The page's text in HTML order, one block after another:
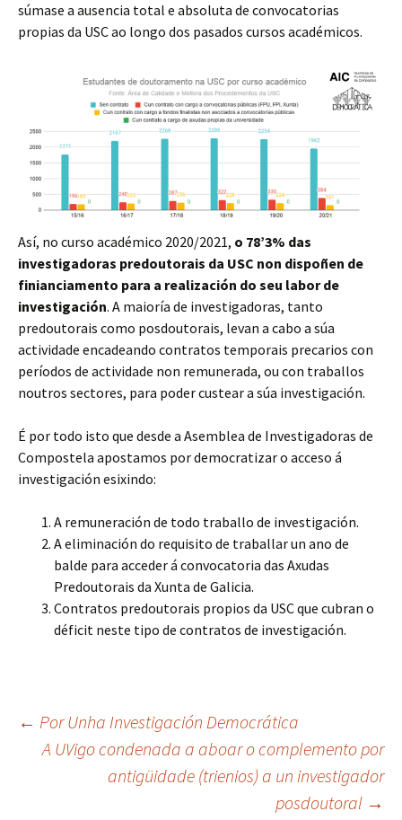
súmase a ausencia total e absoluta de convocatorias
propias da USC ao longo dos pasados cursos académicos.
Así, no curso académico 2020/2021, o 78’3% das
investigadoras predoutorais da USC non dispoñen de
finianciamento para a realización do seu labor de
investigación. A maioría de investigadoras, tanto
predoutorais como posdoutorais, levan a cabo a súa
actividade encadeando contratos temporais precarios con
períodos de actividade non remunerada, ou con traballos
noutros sectores, para poder custear a súa investigación.
É por todo isto que desde a Asemblea de Investigadoras de
Compostela apostamos por democratizar o acceso á
investigación esixindo:
A remuneración de todo traballo de investigación.
A eliminación do requisito de traballar un ano de
balde para acceder á convocatoria das Axudas
Predoutorais da Xunta de Galicia.
Contratos predoutorais propios da USC que cubran o
déficit neste tipo de contratos de investigación.
Navegación
← Por Unha Investigación Democrática
A UVigo condenada a aboar o complemento por
antigüidade (trienios) a un investigador
posdoutoral →